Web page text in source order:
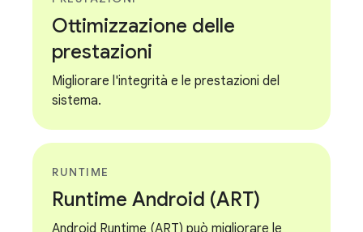
Ottimizzazione delle
prestazioni
Migliorare l'integrità e le prestazioni del
sistema.
RUNTIME
Runtime Android (ART)
Android Runtime (ART) può migliorare le